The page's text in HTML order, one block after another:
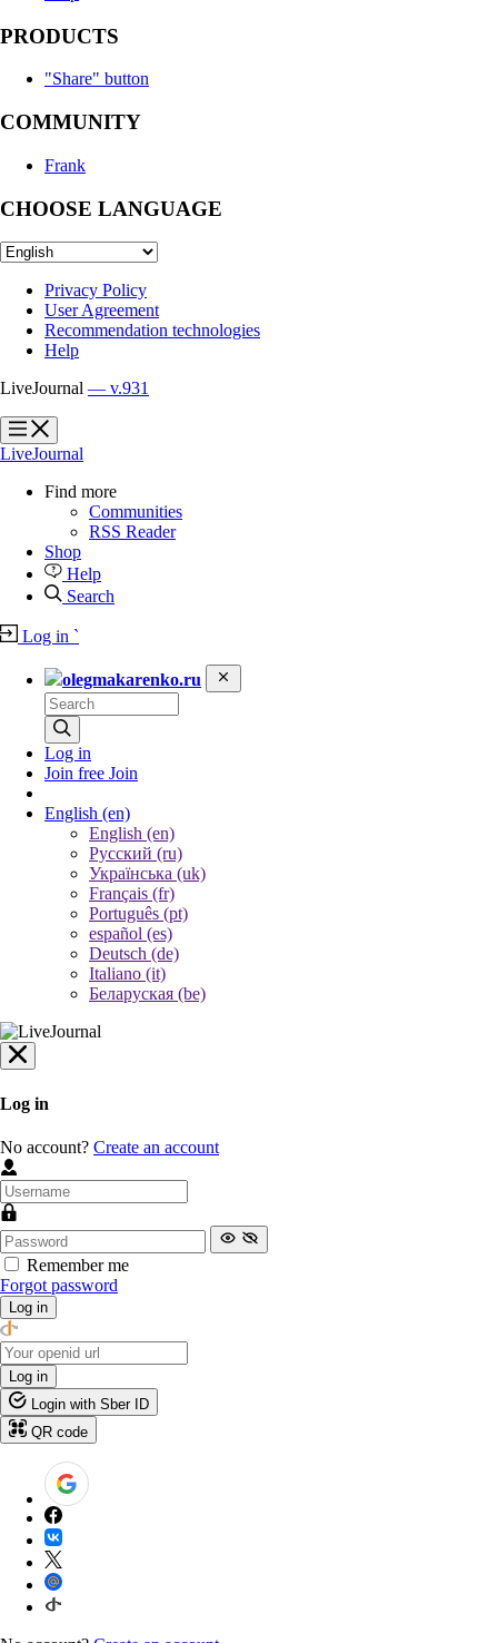
PRODUCTS
"Share" button
COMMUNITY
Frank
CHOOSE LANGUAGE
Privacy Policy
User Agreement
Recommendation technologies
Help
LiveJournal — v.931
?
?
LiveJournal
Find more
Communities
RSS Reader
Shop
Help
Search
Log in `
olegmakarenko.ru
Log in
Join free Join
English (en)
English (en)
Русский (ru)
Українська (uk)
Français (fr)
Português (pt)
español (es)
Deutsch (de)
Italiano (it)
Беларуская (be)
Log in
No account? Create an account
Remember me
Forgot password
Log in
Log in
Login with Sber ID
QR code